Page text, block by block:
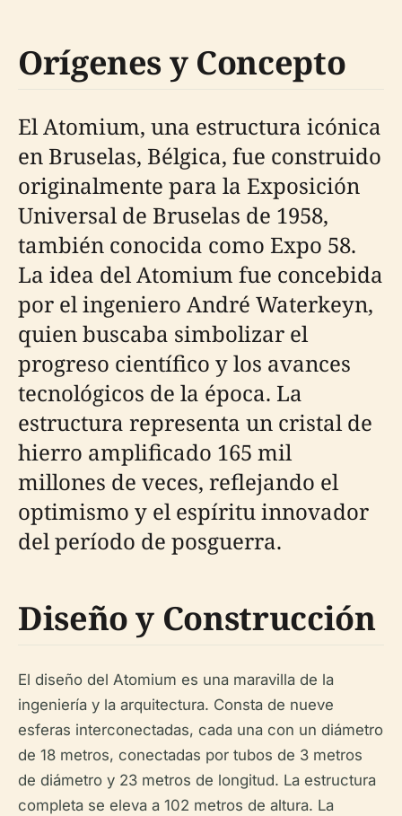
Orígenes y Concepto
El Atomium, una estructura icónica
en Bruselas, Bélgica, fue construido
originalmente para la Exposición
Universal de Bruselas de 1958,
también conocida como Expo 58.
La idea del Atomium fue concebida
por el ingeniero André Waterkeyn,
quien buscaba simbolizar el
progreso científico y los avances
tecnológicos de la época. La
estructura representa un cristal de
hierro amplificado 165 mil
millones de veces, reflejando el
optimismo y el espíritu innovador
del período de posguerra.
Diseño y Construcción
El diseño del Atomium es una maravilla de la
ingeniería y la arquitectura. Consta de nueve
esferas interconectadas, cada una con un diámetro
de 18 metros, conectadas por tubos de 3 metros
de diámetro y 23 metros de longitud. La estructura
completa se eleva a 102 metros de altura. La